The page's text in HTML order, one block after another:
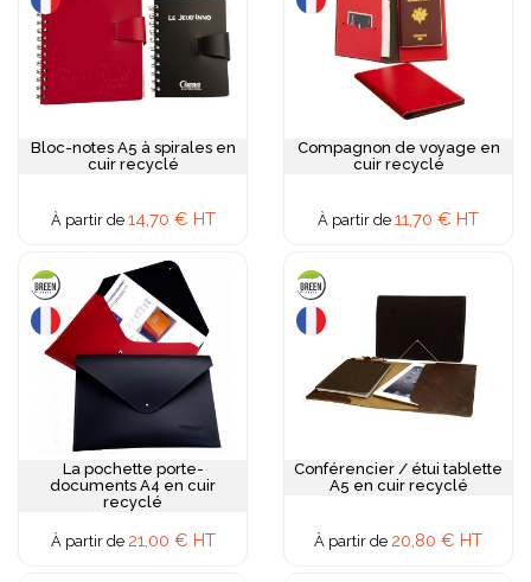
Bloc-notes A5 à spirales en
cuir recyclé
À partir de 14,70 € HT
Compagnon de voyage en
cuir recyclé
À partir de 11,70 € HT
La pochette porte-
documents A4 en cuir
recyclé
À partir de 21,00 € HT
Conférencier / étui tablette
A5 en cuir recyclé
À partir de 20,80 € HT